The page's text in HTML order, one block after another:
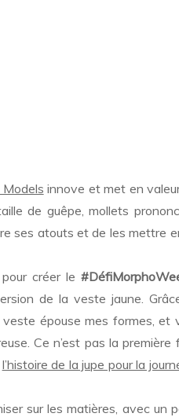
innove et met en
de guêpe, mollets
ses atouts et de les mettre
créer le
de la veste jaune.
épouse mes formes, et
Ce n’est pas la première
l’histoire de la jupe pour la
sur les matières, avec un